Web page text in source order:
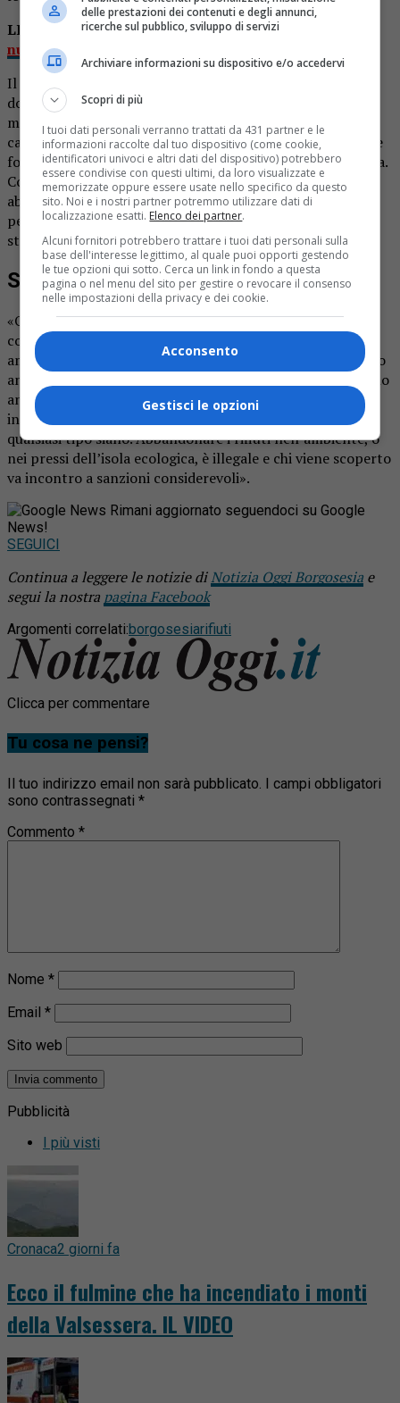
LEGGI ANCHEValduggia, cittadini in difficoltà col
nuovo sistema di raccolta rifiuti
Il posto dunque era giusto, non l’orario. La persona, una
donna residente in città, si è recata a Plello intorno la
mezzanotte e ha abbandonato il materiale davanti al
cancello. Quello che non immaginava era che la sua azione
fosse interamente ripresa dalle telecamere di sorveglianza.
Così, il mattino dopo, una volta scoperto l’abbandono
abusivo, non è rimasto altro che guardare le registrazioni
per avere un’idea di chi avesse lasciato i rifiuti. La donna è
stata identificata ed è stata sanzionata per 300 euro.
Seso
«Ogni tanto registriamo ancora questo tipo di
comportamenti – commenta Marisa Varacalli,
amministratore di Seso Ambiente -, atteggiamenti davvero
anacronistici. Oltre ad essere civicamente deprecabili, sono
anche inutili: basta chiamare Seso e i nostri uffici
indicheranno la soluzione migliore per smaltire i rifiuti, di
qualsiasi tipo siano. Abbandonare i rifiuti nell’ambiente, o
nei pressi dell’isola ecologica, è illegale e chi viene scoperto
va incontro a sanzioni considerevoli».
Rimani aggiornato seguendoci su Google
News!
SEGUICI
Continua a leggere le notizie diNotizia Oggi Borgosesia e
segui la nostra pagina Facebook
Argomenti correlati:borgosesiarifiuti
Clicca per commentare
Tu cosa ne pensi?
Il tuo indirizzo email non sarà pubblicato.
I campi obbligatori
sono contrassegnati *
Commento *
Nome *
Email *
Sito web
Pubblicità
I più visti
Cronaca2 giorni fa
Ecco il fulmine che ha incendiato i monti
della Valsessera. IL VIDEO
delle prestazioni dei contenuti e degli annunci,
ricerche sul pubblico, sviluppo di servizi
Archiviare informazioni su dispositivo e/o accedervi
Scopri di più
I tuoi dati personali verranno trattati da 431 partner e le
informazioni raccolte dal tuo dispositivo (come cookie,
identificatori univoci e altri dati del dispositivo) potrebbero
essere condivise con questi ultimi, da loro visualizzate e
memorizzate oppure essere usate nello specifico da questo
sito. Noi e i nostri partner potremmo utilizzare dati di
localizzazione esatti. Elenco dei partner.
Alcuni fornitori potrebbero trattare i tuoi dati personali sulla
base dell'interesse legittimo, al quale puoi opporti gestendo
le tue opzioni qui sotto. Cerca un link in fondo a questa
pagina o nel menu del sito per gestire o revocare il consenso
nelle impostazioni della privacy e dei cookie.
Acconsento
Gestisci le opzioni